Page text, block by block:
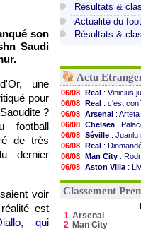
son
Saudi
une
pour
?
football
de très
dernier
voir
est
qui
Résultats &
Actualité du
Résultats &
Actu
06/08 Real : Vinicius
06/08 Real : c'est
06/08 Arsenal :
06/08 Chelsea :
06/08 Séville : Juanlu
06/08 Real :
06/08 Man City :
06/08 Aston Villa :
06/08
Real : Vinicius
06/08 Real:
: Rodri, la
06/08 Médias
: la
Classement
1 Arsenal
2 Man City